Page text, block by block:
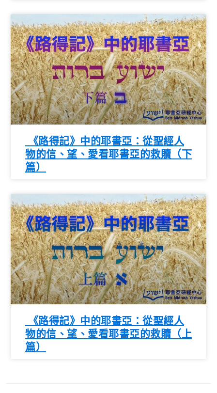
《路得記》中的耶書亞：從聖經人
物的信、望、愛看耶書亞的救贖（下
篇）
《路得記》中的耶書亞：從聖經人
物的信、望、愛看耶書亞的救贖（上
篇）